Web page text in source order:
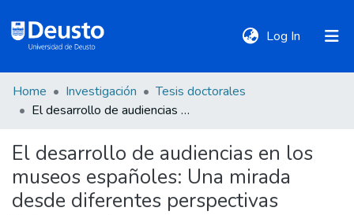
Log In (current)
DeustoTeka
Communities
&
Collections
Home Investigación
Tesis doctorales
El desarrollo de audiencias en los museos españoles: Una mirada desde diferentes perspectivas
El desarrollo de audiencias en los
museos españoles: Una mirada
desde diferentes perspectivas